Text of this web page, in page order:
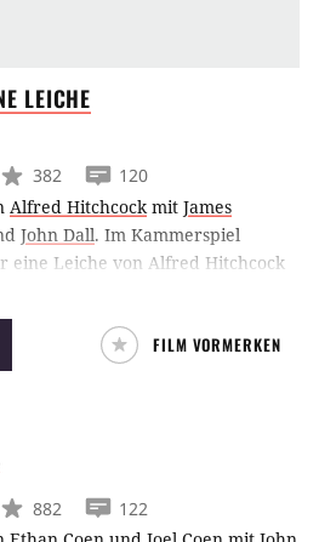
LEICHE
382
120
Alfred Hitchcockmit James
John Dall. Im Kammerspiel
eine Leiche von Alfred Hitchcock
es den perfekten Mord gibt.
FILM VORMERKEN
882
122